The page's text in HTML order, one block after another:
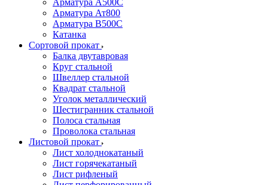
Арматура А500С
Арматура Ат800
Арматура В500С
Катанка
Сортовой прокат
Балка двутавровая
Круг стальной
Швеллер стальной
Квадрат стальной
Уголок металлический
Шестигранник стальной
Полоса стальная
Проволока стальная
Листовой прокат
Лист холоднокатаный
Лист горячекатаный
Лист рифленый